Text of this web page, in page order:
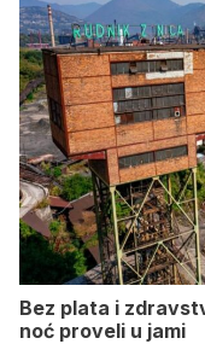
Bez plata i
noć proveli u jami